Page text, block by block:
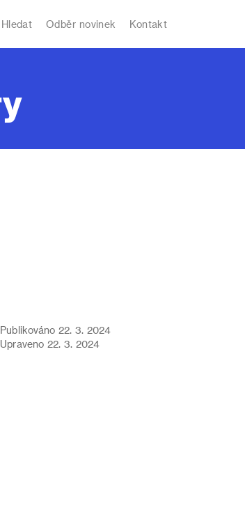
Hledat Odběr novinek Kontakt
22. 3. 2024
22. 3. 2024